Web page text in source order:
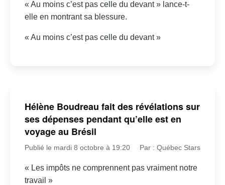
« Au moins c’est pas celle du devant » lance-t-
elle en montrant sa blessure.
« Au moins c’est pas celle du devant »
Hélène Boudreau fait des révélations sur
ses dépenses pendant qu’elle est en
voyage au Brésil
Publié le mardi 8 octobre à 19:20 Par : Québec Stars
« Les impôts ne comprennent pas vraiment notre
travail »